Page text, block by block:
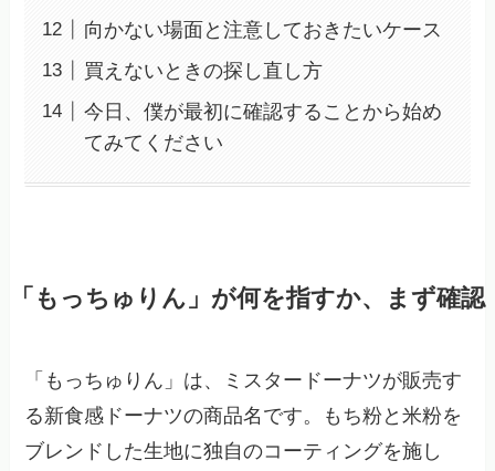
向かない場面と注意しておきたいケース
買えないときの探し直し方
今日、僕が最初に確認することから始め
てみてください
「もっちゅりん」が何を指すか、まず確認
「もっちゅりん」は、ミスタードーナツが販売す
る新食感ドーナツの商品名です。もち粉と米粉を
ブレンドした生地に独自のコーティングを施し